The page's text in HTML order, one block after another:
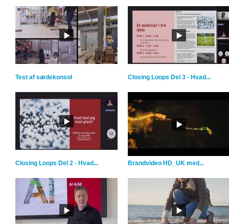
Test af sædekonsol Closing Loops Del 3 - Hvad...
Closing Loops Del 2 - Hvad... Brandvideo HD_UK med...